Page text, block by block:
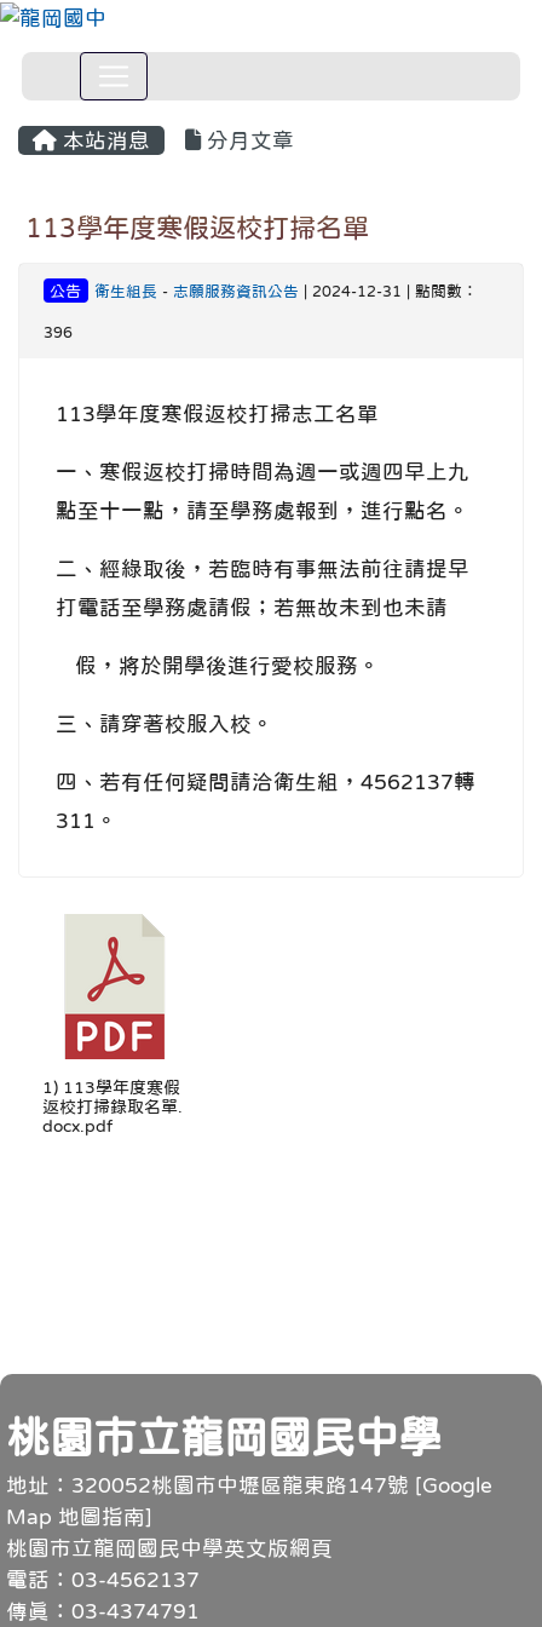
本站消息 分月文章
113學年度寒假返校打掃名單
公告 衛生組長 - 志願服務資訊公告 | 2024-12-31 | 點閱數：
396
113學年度寒假返校打掃志工名單
一、寒假返校打掃時間為週一或週四早上九
點至十一點，請至學務處報到，進行點名。
二、經綠取後，若臨時有事無法前往請提早
打電話至學務處請假；若無故未到也未請
假，將於開學後進行愛校服務。
三、請穿著校服入校。
四、若有任何疑問請洽衛生組，4562137轉
311。
1) 113學年度寒假
返校打掃錄取名單.
docx.pdf
頁尾
桃園市立龍岡國民中學
地址：320052桃園市中壢區龍東路147號 [Google
Map 地圖指南]
桃園市立龍岡國民中學英文版網頁
電話：03-4562137
傳真：03-4374791